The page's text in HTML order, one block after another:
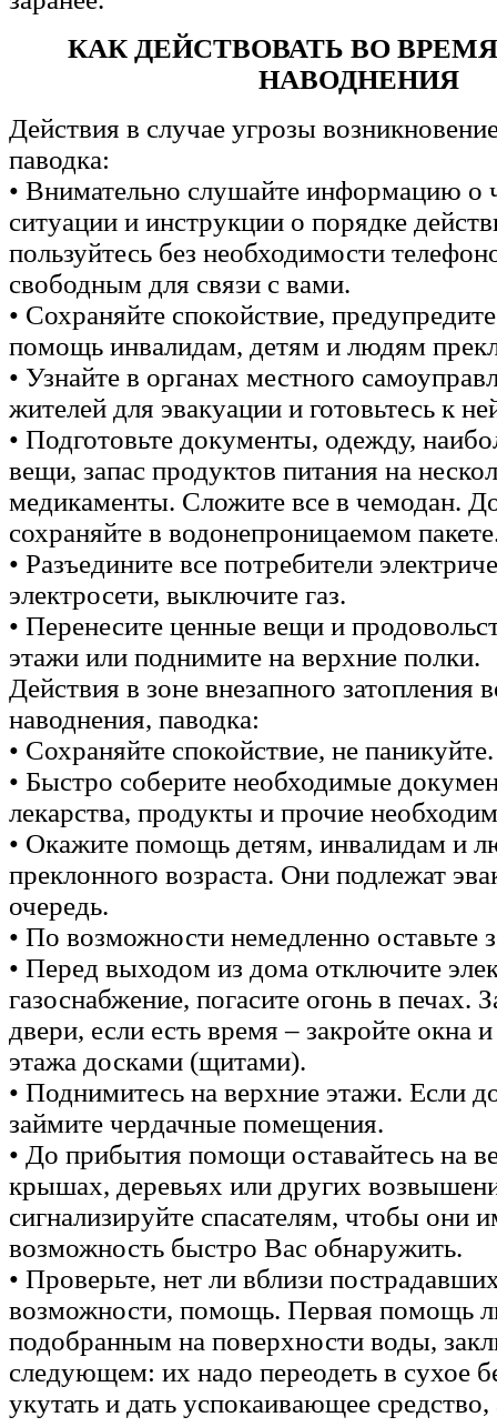
КАК ДЕЙСТВОВАТЬ ВО
НАВОДНЕНИЯ
Действия в случае угрозы
паводка:
• Внимательно слушайте информацию о
ситуации и инструкции о порядке
пользуйтесь без необходимости
свободным для связи с вами.
• Сохраняйте спокойствие,
помощь инвалидам, детям и людям
• Узнайте в органах местного
жителей для эвакуации и готовьтесь к
• Подготовьте документы, одежду,
вещи, запас продуктов питания на
медикаменты. Сложите все в чемодан.
сохраняйте в водонепроницаемом
• Разъедините все потребители
электросети, выключите газ.
• Перенесите ценные вещи и
этажи или поднимите на верхние полки.
Действия в зоне внезапного затопления
наводнения, паводка:
• Сохраняйте спокойствие, не паникуйте.
• Быстро соберите необходимые
лекарства, продукты и прочие
• Окажите помощь детям, инвалидам и
преклонного возраста. Они подлежат
очередь.
• По возможности немедленно оставьте
• Перед выходом из дома отключите
газоснабжение, погасите огонь в печах.
двери, если есть время – закройте окна
этажа досками (щитами).
• Поднимитесь на верхние этажи. Если
займите чердачные помещения.
• До прибытия помощи оставайтесь на
крышах, деревьях или других
сигнализируйте спасателям, чтобы они
возможность быстро Вас обнаружить.
• Проверьте, нет ли вблизи
возможности, помощь. Первая помощь
подобранным на поверхности воды,
следующем: их надо переодеть в сухое
укутать и дать успокаивающее